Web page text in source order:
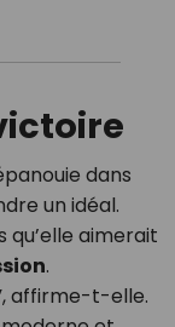
dans
un idéal.
qu’elle aimerait
.
affirme-t-elle.